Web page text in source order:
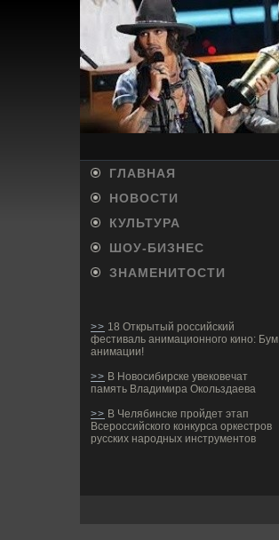
ГЛАВНАЯ
НОВОСТИ
КУЛЬТУРА
ШОУ-БИ­ЗНЕС
ЗНАМЕНИТОСТИ
>> 18 Открытый российский
фестиваль анимационного кино: Бум
анимации!
>> В Новосибирске увековечат
память Владимира Окольздаева
>> В Челябинске пройдет этап
Всероссийского конкурса оркестров
русских народных инструментов